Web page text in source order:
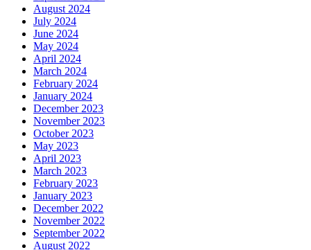
August 2024
July 2024
June 2024
May 2024
April 2024
March 2024
February 2024
January 2024
December 2023
November 2023
October 2023
May 2023
April 2023
March 2023
February 2023
January 2023
December 2022
November 2022
September 2022
August 2022